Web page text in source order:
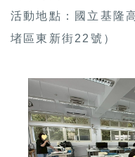
活動地點：國立基隆
堵區東新街22號）